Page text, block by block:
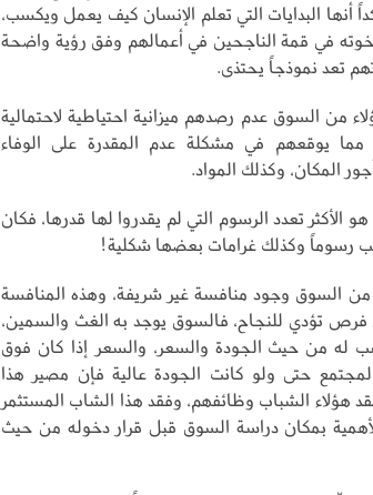
أنها البدايات التي تعلم الإنسان كيف يعمل ويكسب،
في قمة الناجحين في أعمالهم وفق رؤية واضحة
تعد نموذجاً يحتذى.
من السوق عدم رصدهم ميزانية احتياطية لاحتمالية
مما يوقعهم في مشكلة عدم المقدرة على الوفاء
المكان، وكذلك المواد.
الأكثر تعدد الرسوم التي لم يقدروا لها قدرها، فكان
رسوماً وكذلك غرامات بعضها شكلية!
السوق وجود منافسة غير شريفة، وهذه المنافسة
فرص تؤدي للنجاح، فالسوق يوجد به الغث والسمين،
له من حيث الجودة والسعر، والسعر إذا كان فوق
حتى ولو كانت الجودة عالية فإن مصير هذا
هؤلاء الشباب وظائفهم، وفقد هذا الشاب المستثمر
بمكان دراسة السوق قبل قرار دخوله من حيث